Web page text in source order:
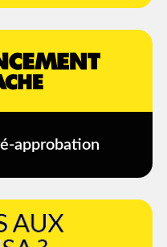
approbation